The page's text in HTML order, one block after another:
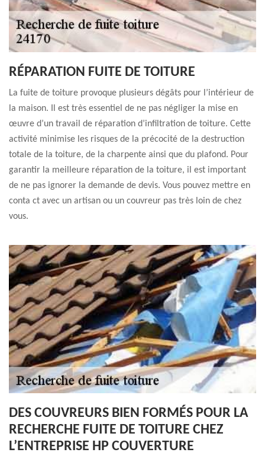
RÉPARATION FUITE DE TOITURE
La fuite de toiture provoque plusieurs dégâts pour l’intérieur de
la maison. Il est très essentiel de ne pas négliger la mise en
œuvre d’un travail de réparation d’infiltration de toiture. Cette
activité minimise les risques de la précocité de la destruction
totale de la toiture, de la charpente ainsi que du plafond. Pour
garantir la meilleure réparation de la toiture, il est important
de ne pas ignorer la demande de devis. Vous pouvez mettre en
conta ct avec un artisan ou un couvreur pas très loin de chez
vous.
DES COUVREURS BIEN FORMÉS POUR LA
RECHERCHE FUITE DE TOITURE CHEZ
L’ENTREPRISE HP COUVERTURE